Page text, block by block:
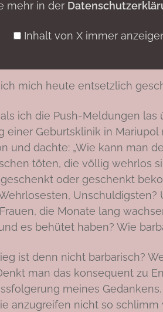
mehr in der
Inhalt von X immer
mich heute entsetzlich
ich die Push-Meldungen las
einer Geburtsklinik in Mariupol
und dachte: „Wie kann man
töten, die völlig wehrlos
oder geschenkt
Unschuldigsten?
die Monate lang
es behütet haben? Wie
ist denn nicht barbarisch?
man das konsequent zu
meines
anzugreifen nicht so schlimm